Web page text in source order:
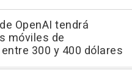
OpenAI tendrá
móviles de
300 y 400 dólares